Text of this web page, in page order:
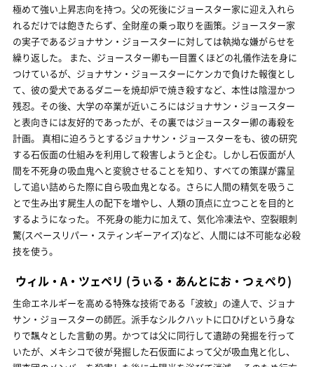
極めて強い上昇志向を持つ。父の死後にジョースター家に迎え入れら
れるだけでは飽きたらず、全財産の乗っ取りを画策。ジョースター家
の実子であるジョナサン・ジョースターに対しては執拗な嫌がらせを
繰り返した。 また、ジョースター卿も一目置くほどの礼儀作法を身に
つけているが、ジョナサン・ジョースターにケンカで負けた報復とし
て、彼の愛犬であるダニーを焼却炉で焼き殺すなど、本性は陰湿かつ
残忍。その後、大学の卒業が近いころにはジョナサン・ジョースター
と表向きには友好的であったが、その裏ではジョースター卿の毒殺を
計画。 真相に迫ろうとするジョナサン・ジョースターをも、彼の研究
する石仮面の仕組みを利用して殺害しようと企む。しかし石仮面が人
間を不死身の吸血鬼へと変貌させることを知り、すべての策謀が露呈
して追い詰めらた際に自ら吸血鬼となる。さらに人間の精気を吸うこ
とで生み出す屍生人の配下を増やし、人類の頂点に立つことを目的と
するようになった。 不死身の能力に加えて、気化冷凍法や、空裂眼刺
驚(スペースリパー・スティンギーアイズ)など、人間には不可能な必殺
技を使う。
ウィル・A・ツェペリ (うぃる・あんとにお・つぇぺり)
生命エネルギーを高める特殊な技術である「波紋」の達人で、ジョナ
サン・ジョースターの師匠。派手なシルクハットに口ひげという身な
りで飄々とした言動の男。かつては父に同行して遺跡の発掘を行って
いたが、メキシコで彼が発掘した石仮面によって父が吸血鬼と化し、